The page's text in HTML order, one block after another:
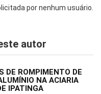
por nenhum usuário.
autor
DE ROMPIMENTO DE
NA ACIARIA
IPATINGA